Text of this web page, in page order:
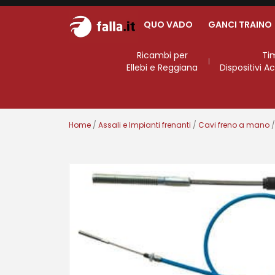
QUO VADO GANCI TRAINO
Ricambi per
Ellebi e Reggiana
Dispositivi
Home / Assali e Impianti frenanti / Cavi freno a mano